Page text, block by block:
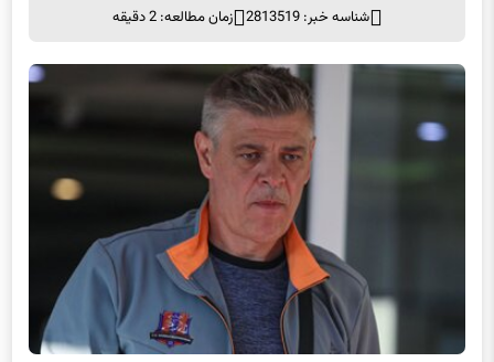
شناسه خبر: 2813519
زمان مطالعه: 2 دقیقه